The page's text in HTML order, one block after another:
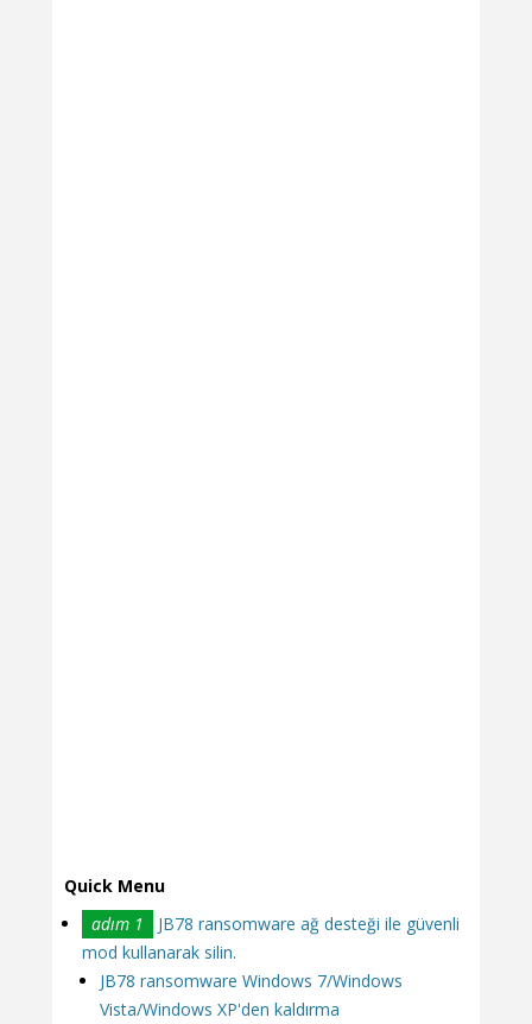
Quick Menu
adım 1
JB78 ransomware ağ desteği ile güvenli
mod kullanarak silin.
JB78 ransomware Windows 7/Windows
Vista/Windows XP'den kaldırma